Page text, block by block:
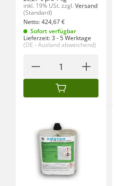
inkl. 19% USt. zzgl. Versand
(Standard)
Netto:424,67€
Sofort verfügbar
Lieferzeit:3 - 5 Werktage
(DE - Ausland abweichend)
IN DEN WARENKORB